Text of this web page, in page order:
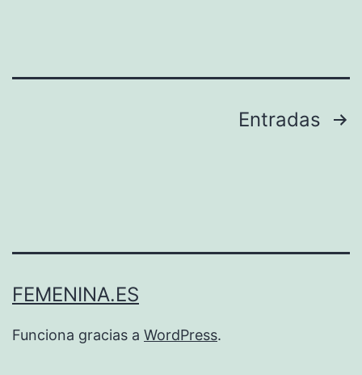
Entradas
FEMENINA.ES
Funciona gracias a WordPress.